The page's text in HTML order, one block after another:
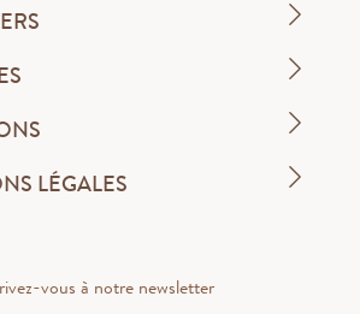
LÉGALES
vous à notre newsletter